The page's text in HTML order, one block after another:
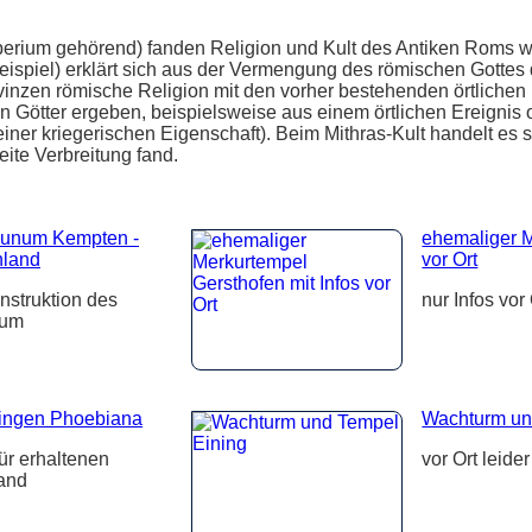
gehörend) fanden Religion und Kult des Antiken Roms
erklärt sich aus der Vermengung des römischen
römische Religion mit den vorher bestehenden
ergeben, beispielsweise aus einem örtlichen Ereignis
kriegerischen Eigenschaft). Beim Mithras-Kult handelt
Verbreitung fand.
Kempten -
des
ehemaliger
vor Ort
nur Infos vor
Phoebiana
erhaltenen
Wachturm
vor Ort